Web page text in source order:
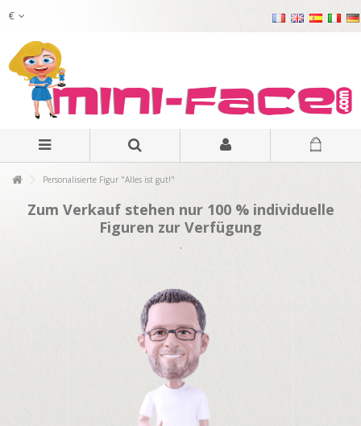
€
Personalisierte Figur "Alles ist gut!"
Zum Verkauf stehen nur 100 % individuelle
Figuren zur Verfügung
.